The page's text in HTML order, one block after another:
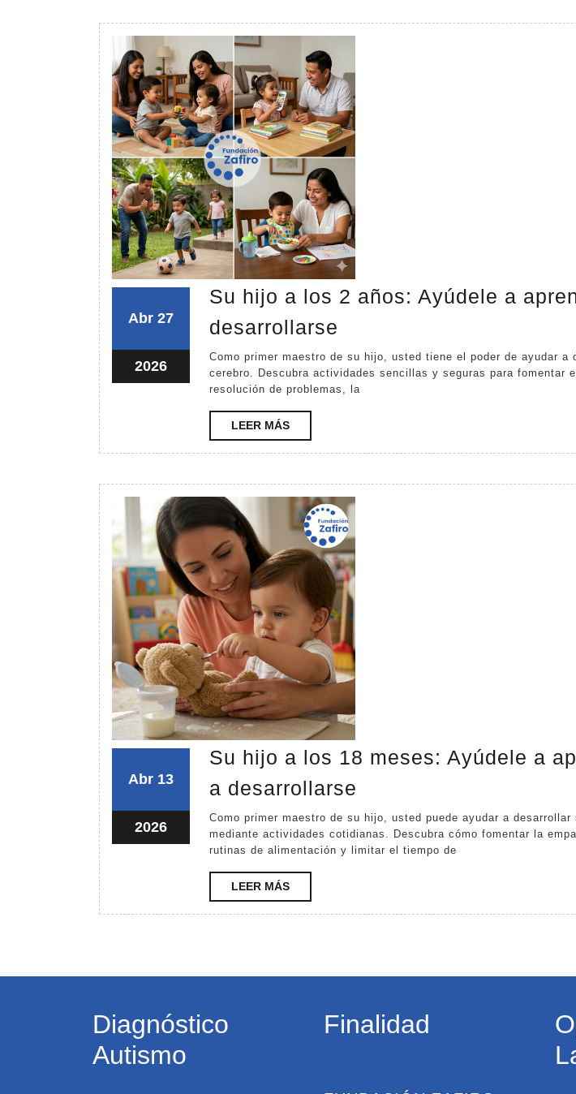
Abrabril
2026
27abril
2026abril
27,
Su hijo a los 2 años: Ayúdele a
desarrollarse
a
los
a
aprender
y
a
desarrollarse
Como primer maestro de su hijo, usted tiene el poder de ayudar a desarrollar su
cerebro. Descubra actividades sencillas y seguras para fomentar
resolución de problemas, la
LEER MÁSLEER
MÁS
Abrabril
2026
13abril
2026abril
13,
Su hijo a los 18 meses: Ayúdele a
a desarrollarse
a
los
aprender
a
Como primer maestro de su hijo, usted puede ayudar a desarrollar su cerebro
mediante actividades cotidianas. Descubra cómo fomentar la
rutinas de alimentación y limitar el tiempo de
LEER MÁSLEER
MÁS
Diagnóstico
Autismo
Finalidad